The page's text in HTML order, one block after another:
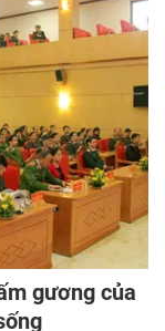
gương của